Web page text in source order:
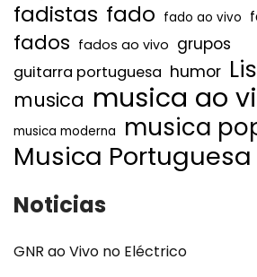
fadistas fado fado ao vivo
fados fados ao vivo grupos
guitarra portuguesa humor
musica musica ao
musica moderna musica
Musica Portuguesa
Noticias
GNR ao Vivo no Eléctrico